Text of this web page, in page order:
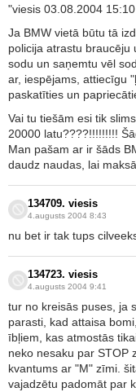
"viesis 03.08.2004 15:10
Ja BMW vietā būtu tā
policija atrastu braucēju
sodu un saņemtu vēl
ar, iespējams, attiecīgu
paskatīties un
Vai tu tiešām esi tik
20000 latu????!!!!!!!!!
Man pašam ar ir šāds
daudz naudas, lai
134709. viesis
4.augusts 2004 8:43
nu bet ir tak tups
134723. viesis
4.augusts 2004 9:41
tur no kreisās puses, ja
parasti, kad attaisa
ībļiem, kas atmostās
neko nesaku par STOP
kvantums ar "M" zīmi.
vajadzētu padomāt par